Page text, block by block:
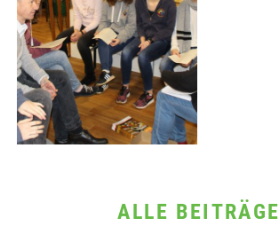
ALLE BEITRÄGE